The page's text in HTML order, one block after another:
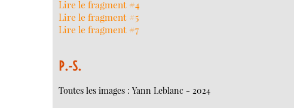
Lire le fragment #4
Lire le fragment #5
Lire le fragment #7
P.-S.
Toutes les images : Yann Leblanc - 2024